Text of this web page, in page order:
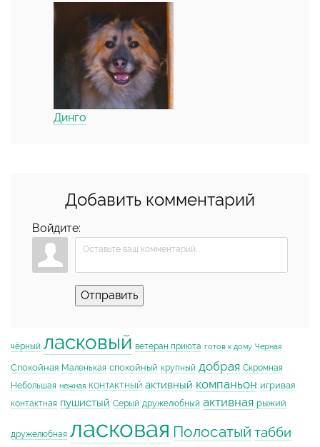
Динго
Добавить комментарий
Войдите:
Отправить
чёрный ласковый ветеран приюта готов к дому Черная
Спокойная Маленькая спокойный крупный добрая Скромная
Небольшая нежная КОНТАКТНЫЙ активный компаньон игривая
контактная пушистый Серый дружелюбный активная рыжий
дружелюбная ласковая Полосатый табби